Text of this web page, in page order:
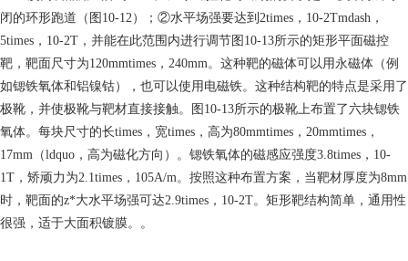
闭的环形跑道（图10-12）；②水平场强要达到2times，10-2Tmdash，
5times，10-2T，并能在此范围内进行调节图10-13所示的矩形平面磁控
靶，靶面尺寸为120mmtimes，240mm。这种靶的磁体可以用永磁体（例
如锶铁氧体和铝镍钴），也可以使用电磁铁。这种结构靶的特点是采用了
极靴，并使极靴与靶材直接接触。图10-13所示的极靴上布置了六块锶铁
氧体。每块尺寸的长times，宽times，高为80mmtimes，20mmtimes，
17mm（ldquo，高为磁化方向）。锶铁氧体的磁感应强度3.8times，10-
1T，矫顽力为2.1times，105A/m。按照这种布置方案，当靶材厚度为8mm
时，靶面的z*大水平场强可达2.9times，10-2T。矩形靶结构简单，通用性
很强，适于大面积镀膜。。